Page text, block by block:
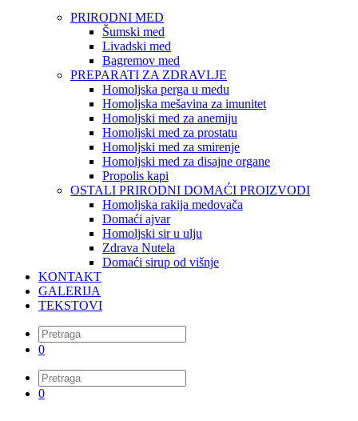
PRIRODNI MED
Šumski med
Livadski med
Bagremov med
PREPARATI ZA ZDRAVLJE
Homoljska perga u medu
Homoljska mešavina za imunitet
Homoljski med za anemiju
Homoljski med za prostatu
Homoljski med za smirenje
Homoljski med za disajne organe
Propolis kapi
OSTALI PRIRODNI DOMAĆI PROIZVODI
Homoljska rakija medovača
Domaći ajvar
Homoljski sir u ulju
Zdrava Nutela
Domaći sirup od višnje
KONTAKT
GALERIJA
TEKSTOVI
0
0